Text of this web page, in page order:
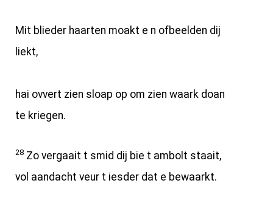
Mit blieder haarten moakt e n ofbeelden dij
liekt,
hai ovvert zien sloap op om zien waark doan
te kriegen.
28 Zo vergaait t smid dij bie t ambolt staait,
vol aandacht veur t iesder dat e bewaarkt.